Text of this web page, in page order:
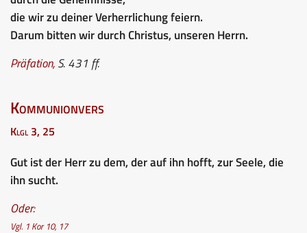
die wir zu deiner Verherrlichung feiern.
Darum bitten wir durch Christus, unseren Herrn.
Präfation,S. 431 ff.
Kommunionvers
Klgl 3, 25
Gut ist der Herr zu dem, der auf ihn hofft, zur Seele, die
ihn sucht.
Oder:
Vgl. 1 Kor 10, 17